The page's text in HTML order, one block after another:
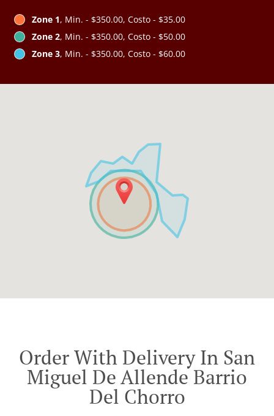
Zone 1, Min. - $350.00, Costo - $35.00
Zone 2, Min. - $350.00, Costo - $50.00
Zone 3, Min. - $350.00, Costo - $60.00
Order With Delivery In San
Miguel De Allende Barrio
Del Chorro